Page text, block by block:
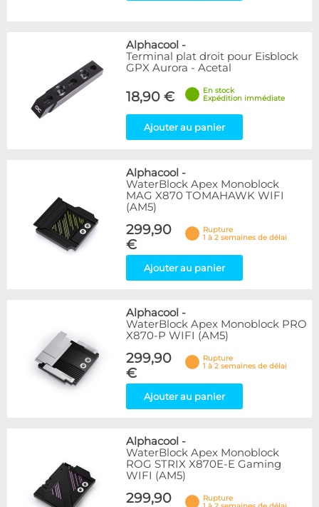
Alphacool -
Terminal plat droit pour Eisblock
GPX Aurora - Acetal
18,90 €
En stock
Expédition immédiate
Ajouter au panier
Alphacool -
WaterBlock Apex Monoblock
MAG X870 TOMAHAWK WIFI
(AM5)
299,90
€
Rupture
1 à 2 semaines de délai
Ajouter au panier
Alphacool -
WaterBlock Apex Monoblock PRO
X870-P WIFI (AM5)
299,90
€
Rupture
1 à 2 semaines de délai
Ajouter au panier
Alphacool -
WaterBlock Apex Monoblock
ROG STRIX X870E-E Gaming
WIFI (AM5)
299,90
Rupture